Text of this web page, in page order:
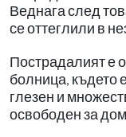
Веднага след
се оттеглили в
Пострадалият е
болница, където
глезен и
освободен за